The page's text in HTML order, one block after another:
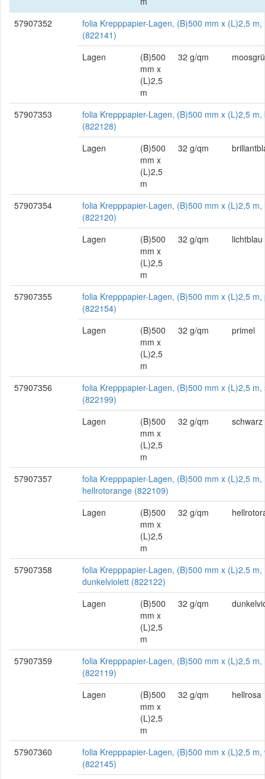
57907352
folia Krepppapier-Lagen, (B)500 mm x (L)2,5 m,
(822141)
Lagen
(B)500
mm x
(L)2,5
m
32 g/qm
57907353
folia Krepppapier-Lagen, (B)500 mm x (L)2,5 m,
(822128)
Lagen
(B)500
mm x
(L)2,5
m
32 g/qm
57907354
folia Krepppapier-Lagen, (B)500 mm x (L)2,5 m,
(822120)
Lagen
(B)500
mm x
(L)2,5
m
32 g/qm lichtblau
57907355
folia Krepppapier-Lagen, (B)500 mm x (L)2,5 m,
(822154)
Lagen
(B)500
mm x
(L)2,5
m
32 g/qm primel
57907356
folia Krepppapier-Lagen, (B)500 mm x (L)2,5 m,
(822199)
Lagen
(B)500
mm x
(L)2,5
m
32 g/qm schwarz
57907357
folia Krepppapier-Lagen, (B)500 mm x (L)2,5 m,
hellrotorange (822109)
Lagen
(B)500
mm x
(L)2,5
m
32 g/qm
57907358
folia Krepppapier-Lagen, (B)500 mm x (L)2,5 m,
dunkelviolett (822122)
Lagen
(B)500
mm x
(L)2,5
m
32 g/qm
57907359
folia Krepppapier-Lagen, (B)500 mm x (L)2,5 m,
(822119)
Lagen
(B)500
mm x
(L)2,5
m
32 g/qm hellrosa
57907360
folia Krepppapier-Lagen, (B)500 mm x (L)2,5
(822145)